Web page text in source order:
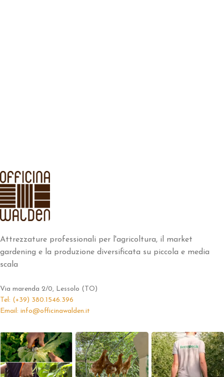
Attrezzature professionali per l'agricoltura, il market
gardening e la produzione diversificata su piccola e media
scala
Via marenda 2/0, Lessolo (TO)
Tel: (+39) 380.1546.396
Email: info@officinawalden.it